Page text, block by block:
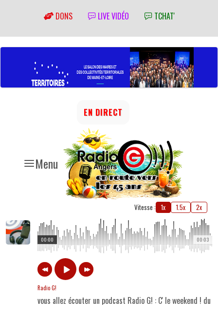
DONS LIVE VIDÉO TCHAT'
Menu
EN DIRECT
Vitesse : 1x 1.5x 2x
00:03
00:00
Radio G!
vous allez écouter un podcast Radio G! : C' le weekend ! du